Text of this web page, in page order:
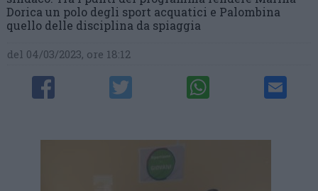
Dorica un polo degli sport acquatici e Palombina
quello delle disciplina da spiaggia
del 04/03/2023, ore 18:12